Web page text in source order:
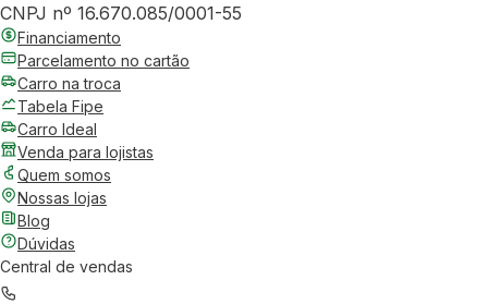
CNPJ nº 16.670.085/0001-55
Financiamento
Parcelamento no cartão
Carro na troca
Tabela Fipe
Carro Ideal
Venda para lojistas
Quem somos
Nossas lojas
Blog
Dúvidas
Central de vendas